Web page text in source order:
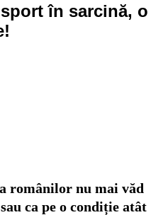
în sarcină, o
românilor nu mai văd
ca pe o condiție atât